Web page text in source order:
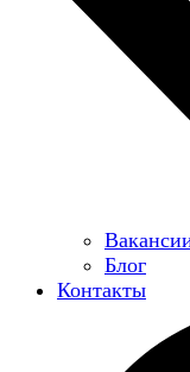
Блог
Контакты